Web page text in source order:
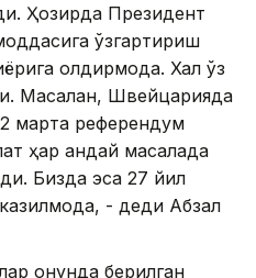
Ҳозирда Президент
ўзгартириш
қолдирмоқда. Халқ ўз
Масалан, Швейцарияда
марта референдум
ҳар қандай масалада
Бизда эса 27 йил
- деди Абзал
қонунда берилган